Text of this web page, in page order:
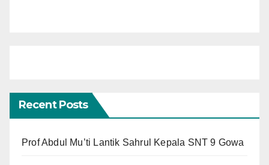
Recent Posts
Prof Abdul Mu’ti Lantik Sahrul Kepala SNT 9 Gowa